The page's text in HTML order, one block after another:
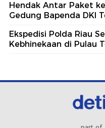
Hendak Antar Paket
Gedung Bapenda DKI
Ekspedisi Polda Riau
Kebhinekaan di Pulau